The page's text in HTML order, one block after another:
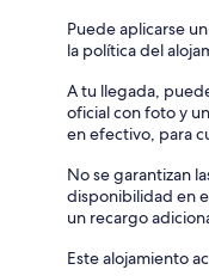
Puede aplicarse
la política del
A tu llegada,
oficial con foto y
en efectivo, para
No se garantizan
disponibilidad en
un recargo
Este alojamiento